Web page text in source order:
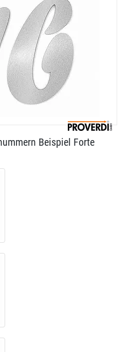
Beispiel Forte